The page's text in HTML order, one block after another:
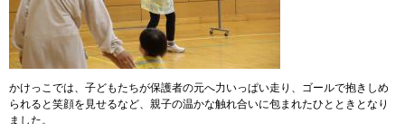
かけっこでは、子どもたちが保護者の元へ力いっぱい走り、ゴールで抱きしめ
られると笑顔を見せるなど、親子の温かな触れ合いに包まれたひとときとなり
ました。